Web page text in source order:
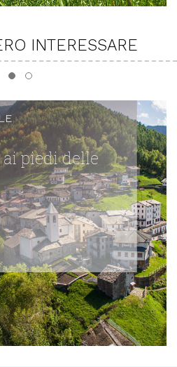
INTERESSARE
PAESAGGIO CULTURALE
TERRAZZAMENTI
Alla scoperta delle
SCOPRI